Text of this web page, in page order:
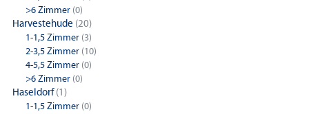
>6 Zimmer (0)
Harvestehude (20)
1-1,5 Zimmer (3)
2-3,5 Zimmer (10)
4-5,5 Zimmer (0)
>6 Zimmer (0)
Haseldorf(1)
1-1,5 Zimmer (0)